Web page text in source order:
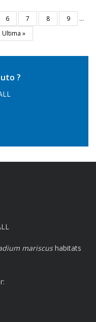
Pagina
6 Pagina
7 Pagina
8 Pagina
9
…
Ultima
pagina
Ultima »
?
mariscushabitats